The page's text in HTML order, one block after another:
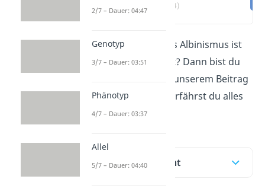
(00:14)
Du willst wissen, was Albinismus ist
und wieso er auftritt? Dann bist du
hier richtig, denn in unserem Beitrag
und imVideo
dazu erfährst du alles
Wichtige.
Inhaltsübersicht
2/7 – Dauer: 04:47
Genotyp
3/7 – Dauer: 03:51
Phänotyp
4/7 – Dauer: 03:37
Allel
5/7 – Dauer: 04:40